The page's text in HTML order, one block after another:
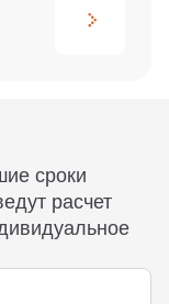
сроки
расчет